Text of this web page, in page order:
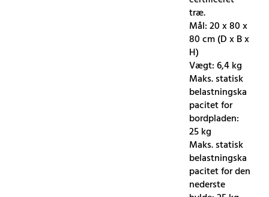
træ.
Mål: 20 x 80 x
80 cm (D x B x
H)
Vægt: 6,4 kg
Maks. statisk
belastningska
pacitet for
bordpladen:
25 kg
Maks. statisk
belastningska
pacitet for den
nederste